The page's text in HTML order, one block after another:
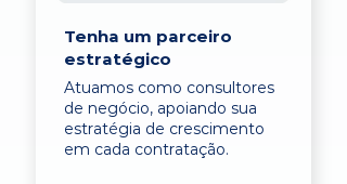
Tenha um parceiro
estratégico
Atuamos como consultores
de negócio, apoiando sua
estratégia de crescimento
em cada contratação.